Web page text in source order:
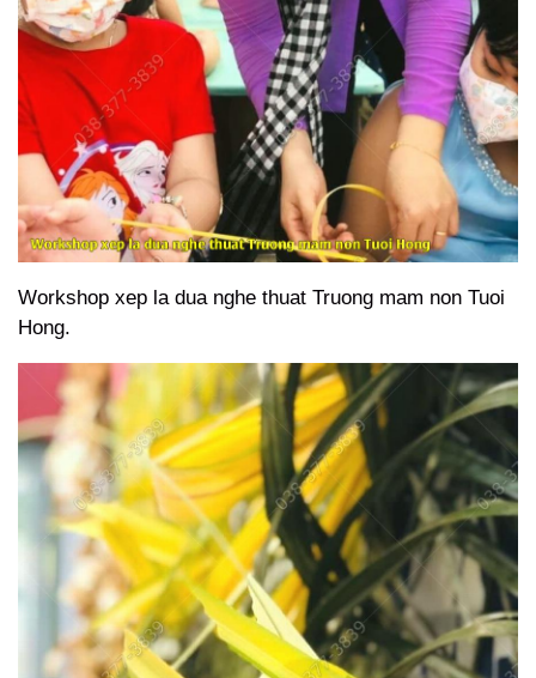
Workshop xep la dua nghe thuat Truong mam non Tuoi
Hong.